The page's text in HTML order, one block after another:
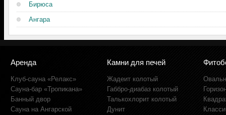
Бирюса
Ангара
Аренда
Клуб-сауна «Релакс»
Сауна-бар «Тропикана»
Банный двор
Сауна на Ангарской
Камни для печей
Жадеит колотый
Габбро-диабаз колотый
Талькохлорит колотый
Дунит